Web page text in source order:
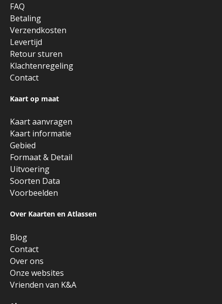
FAQ
Betaling
Verzendkosten
Levertijd
Retour sturen
Klachtenregeling
Contact
Kaart op maat
Kaart aanvragen
Kaart informatie
Gebied
Formaat & Detail
Uitvoering
Soorten Data
Voorbeelden
Over Kaarten en Atlassen
Blog
Contact
Over ons
Onze websites
Vrienden van K&A